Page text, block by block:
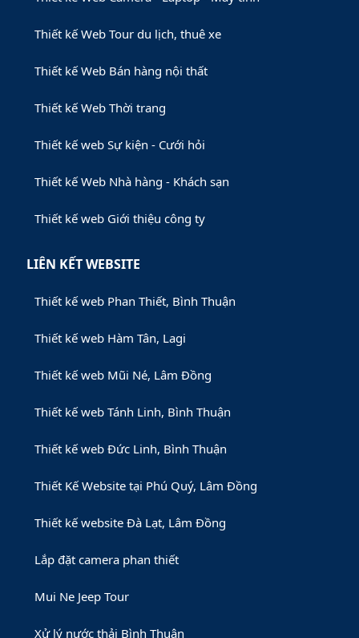
Thiết kế Web Tour du lịch, thuê xe
Thiết kế Web Bán hàng nội thất
Thiết kế Web Thời trang
Thiết kế web Sự kiện - Cưới hỏi
Thiết kế Web Nhà hàng - Khách sạn
Thiết kế web Giới thiệu công ty
LIÊN KẾT WEBSITE
Thiết kế web Phan Thiết, Bình Thuận
Thiết kế web Hàm Tân, Lagi
Thiết kế web Mũi Né, Lâm Đồng
Thiết kế web Tánh Linh, Bình Thuận
Thiết kế web Đức Linh, Bình Thuận
Thiết Kế Website tại Phú Quý, Lâm Đồng
Thiết kế website Đà Lạt, Lâm Đồng
Lắp đặt camera phan thiết
Mui Ne Jeep Tour
Xử lý nước thải Bình Thuận